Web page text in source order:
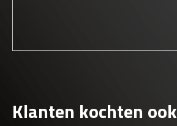
Klanten kochten ook